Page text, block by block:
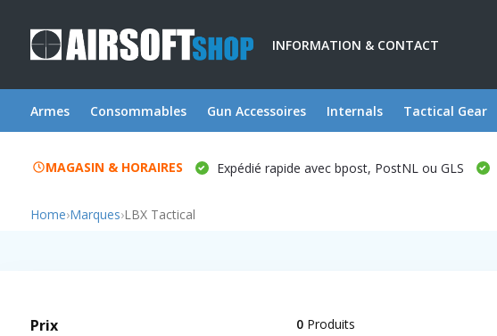
INFORMATION & CONTACT
Armes Consommables Gun Accessoires Internals Tactical Gear
MAGASIN & HORAIRES Expédié rapide avec bpost, PostNL ou GLS
Home›Marques›LBX Tactical
Prix 0Produits